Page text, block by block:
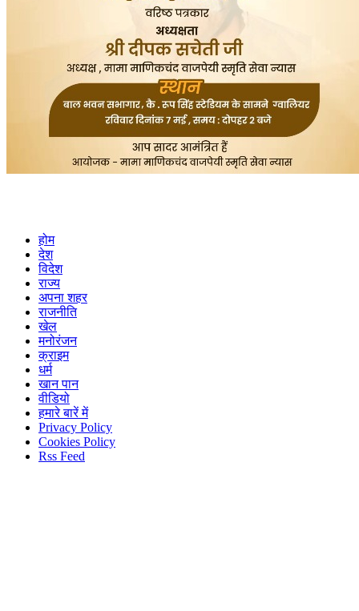
होम
देश
विदेश
राज्य
अपना शहर
राजनीति
खेल
मनोरंजन
क्राइम
धर्म
खान पान
वीडियो
हमारे बारें में
Privacy Policy
Cookies Policy
Rss Feed